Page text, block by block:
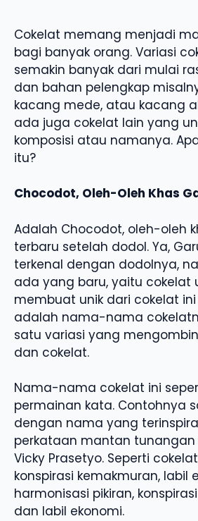
Cokelat memang menjadi
bagi banyak orang. Variasi
semakin banyak dari mulai
dan bahan pelengkap
kacang mede, atau kacang
ada juga cokelat lain yang
komposisi atau namanya.
itu?
Chocodot, Oleh-Oleh Khas
Adalah Chocodot, oleh-oleh
terbaru setelah dodol. Ya,
terkenal dengan dodolnya,
ada yang baru, yaitu cokelat
membuat unik dari cokelat
adalah nama-nama
satu variasi yang
dan cokelat.
Nama-nama cokelat ini
permainan kata. Contohnya
dengan nama yang
perkataan mantan tunangan
Vicky Prasetyo. Seperti
konspirasi kemakmuran, labil
harmonisasi pikiran,
dan labil ekonomi.